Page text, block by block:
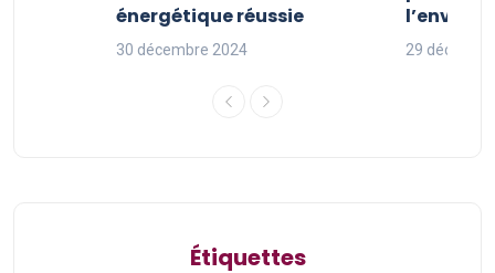
énergétique réussie
30 décembre 2024 29
Étiquettes